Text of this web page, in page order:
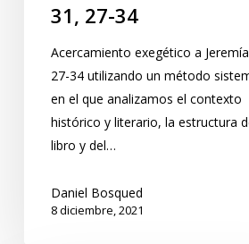
31, 27-34
Acercamiento exegético a
27-34 utilizando un método
en el que analizamos el contexto
histórico y literario, la estructura
libro y del…
Daniel Bosqued
8 diciembre, 2021